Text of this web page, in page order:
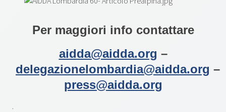
Per maggiori info contattare
aidda@aidda.org –
delegazionelombardia@aidda.org –
press@aidda.org
.